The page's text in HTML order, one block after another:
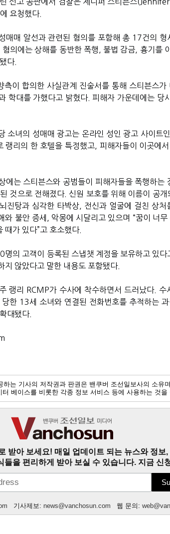
요청했다.
매매 알선과 관련된 혐의를 포함해 총 17건의 형
의에는 상해를 동반한 폭행, 불법 감금, 흉기를
다.
이 합의한 사실관계 진술서를 통해 스티븐스가
학대를 가했다고 밝혔다. 피해자 가운데에는 당
소녀의 성매매 광고는 온라인 성인 광고 사이트인
랭리의 한 호텔을 특정했고, 피해자들이 이곳에서
에는 스티븐스와 공범들이 피해자들을 폭행하는
것으로 전해졌다. 신원 보호를 위해 이름이 공
진탕과 심각한 타박상, 전신과 얼굴에 걸친 상처
와 불안 증세, 악몽에 시달리고 있으며 “꿈이 너무
때가 있다”고 호소했다.
명의 고객이 등록된 스냅챗 계정을 보유하고 있다
지 않았다고 말한 내용도 포함됐다.
랭리 RCMP가 수사에 착수하면서 드러났다. 수
한 13세 소녀와 연결된 전화번호를 추적하는 과
대됐다.
는 기사의 저작권과 판권은 밴쿠버 조선일보사의 소유
베이스를 비롯한 각종 정보 서비스 등에 사용하는 것을
받아 보세요! 매일 업데이트 되는 뉴스와 정보,
들을 편리하게 받아 보실 수 있습니다. 지금 신
기사제보: news@vanchosun.com 웹 문의: